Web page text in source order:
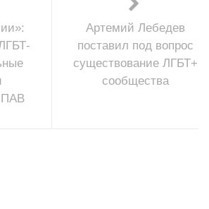
ПАВ
Артемий Лебедев
поставил под вопрос
существование ЛГБТ+
сообщества